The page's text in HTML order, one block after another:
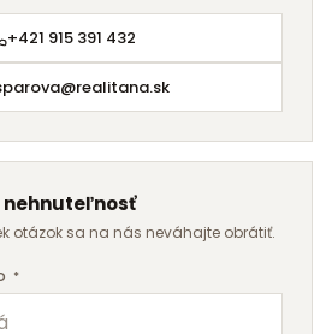
+421 915 391 432
otázok sa na nás neváhajte obrátiť.
*